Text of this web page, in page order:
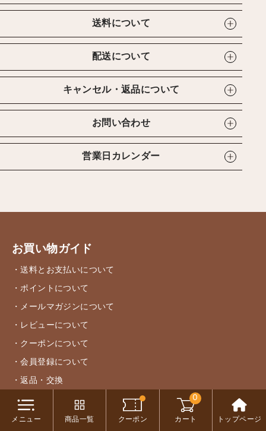
送料について
配送について
キャンセル・返品について
お問い合わせ
営業日カレンダー
お買い物ガイド
・送料とお支払いについて
・ポイントについて
・メールマガジンについて
・レビューについて
・クーポンについて
・会員登録について
・返品・交換
・お買い物についてのご注意
・セール商品についてのご注意
メニュー 商品一覧 クーポン
0
カート トップページ